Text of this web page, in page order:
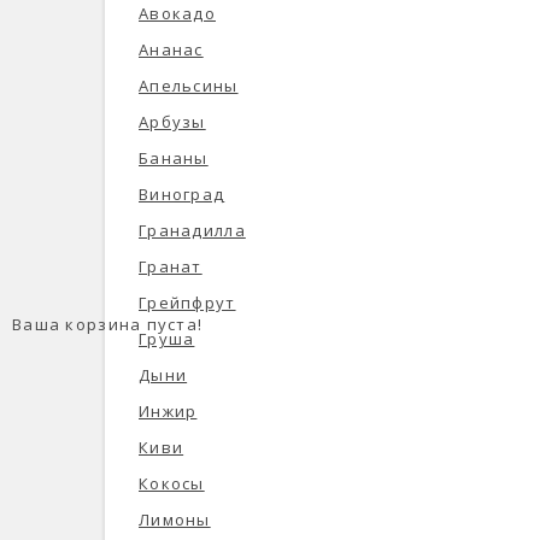
Ваша корзина пуста!
Авокадо
Ананас
Апельсины
Арбузы
Бананы
Виноград
Гранадилла
Гранат
Грейпфрут
Груша
Дыни
Инжир
Киви
Кокосы
Лимоны